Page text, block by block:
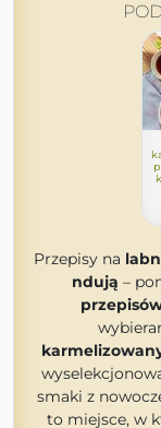
Przepisy na
ndują –
smaki z
to miejsce, w